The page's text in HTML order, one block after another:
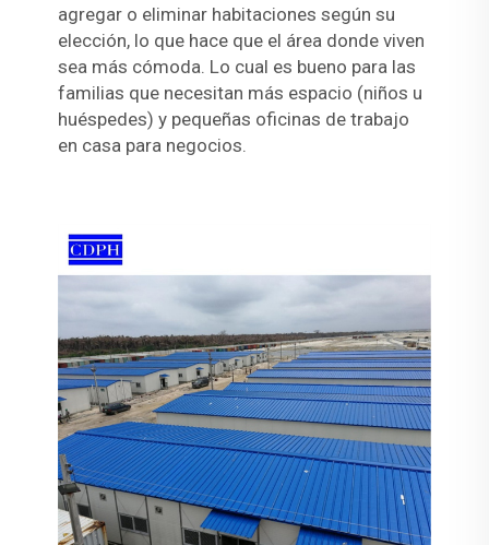
agregar o eliminar habitaciones según su
elección, lo que hace que el área donde viven
sea más cómoda. Lo cual es bueno para las
familias que necesitan más espacio (niños u
huéspedes) y pequeñas oficinas de trabajo
en casa para negocios.